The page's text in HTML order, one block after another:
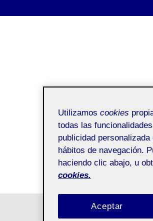
Utilizamos cookies
todas las
publicidad
hábitos de navegación.
haciendo clic abajo, u
cookies.
Aceptar